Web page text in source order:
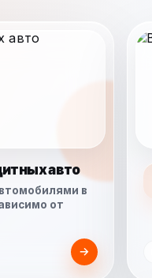
авто
в
от